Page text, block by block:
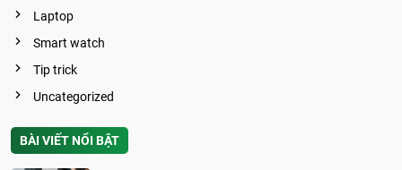
Laptop
Smart watch
Tip trick
Uncategorized
BÀI VIẾT NỔI BẬT